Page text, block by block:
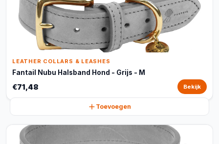
LEATHER COLLARS & LEASHES
Fantail Nubu Halsband Hond - Grijs - M
€71,48 Bekijk
Toevoegen